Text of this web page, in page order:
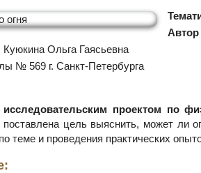
Куюкина Ольга Гаясьевна
№ 569 г. Санкт-Петербурга
исследовательским проектом по
цель выяснить, может ли
теме и проведения практических